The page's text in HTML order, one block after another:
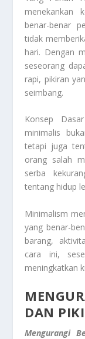
menekankan
benar-benar
tidak
hari. Dengan
seseorang
rapi, pikiran
seimbang.
Konsep
minimalis
tetapi juga
orang salah
serba
tentang hidup
Minimalism
yang benar-
barang,
cara ini,
meningkatkan
DAN
Mengurangi